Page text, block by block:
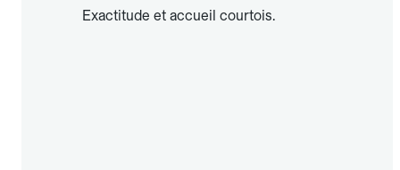
Exactitude et accueil courtois.